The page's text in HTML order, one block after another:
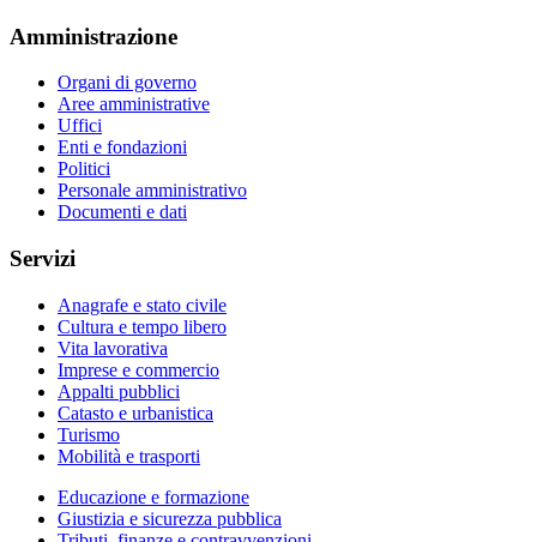
Amministrazione
Organi di governo
Aree amministrative
Uffici
Enti e fondazioni
Politici
Personale amministrativo
Documenti e dati
Servizi
Anagrafe e stato civile
Cultura e tempo libero
Vita lavorativa
Imprese e commercio
Appalti pubblici
Catasto e urbanistica
Turismo
Mobilità e trasporti
Educazione e formazione
Giustizia e sicurezza pubblica